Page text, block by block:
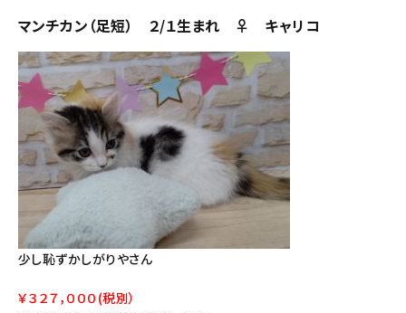
マンチカン（足短） ２/１生まれ ♀ キャリコ
少し恥ずかしがりやさん
￥３２７，０００(税別）